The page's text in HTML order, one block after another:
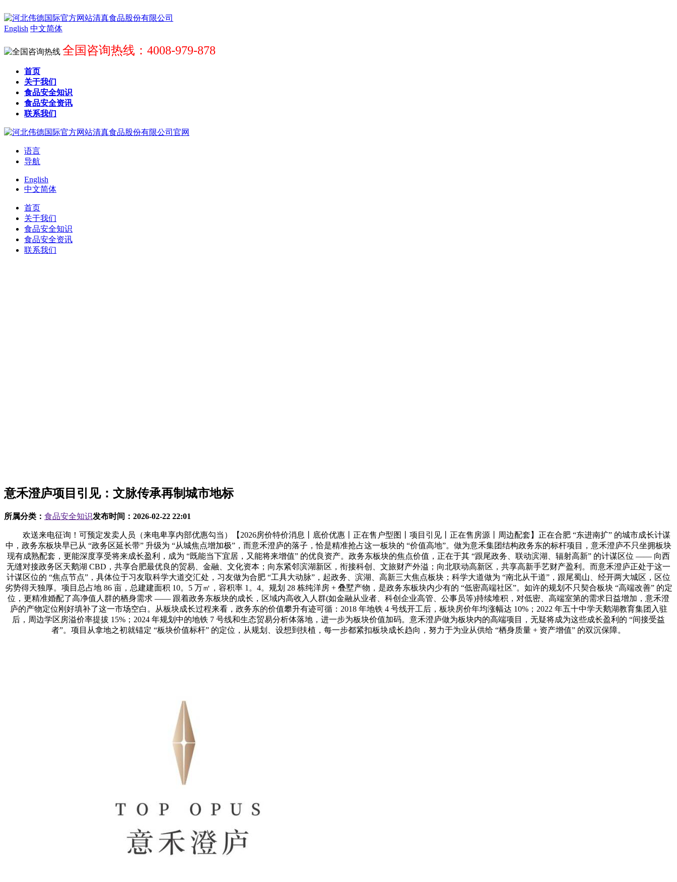
English 中文简体
全国咨询热线：4008-979-878
首页
关于我们
食品安全知识
食品安全资讯
联系我们
语言
导航
English
中文简体
首页
关于我们
食品安全知识
食品安全资讯
联系我们
意禾澄庐项目引见：文脉传承再制城市地标
所属分类： 食品安全知识发布时间： 2026-02-22 22:01
欢送来电征询！可预定发卖人员（来电卑享内部优惠勾当）【2026房价特价消息丨底价优惠丨正在售户型图丨项目引见丨正在售房源丨周边配套】正在合肥 “东进南扩” 的城市成长计谋
中，政务东板块早已从 “政务区延长带” 升级为 “从城焦点增加极”，而意禾澄庐的落子，恰是精准抢占这一板块的 “价值高地”。做为意禾集团结构政务东的标杆项目，意禾澄庐不只坐拥板块
现有成熟配套，更能深度享受将来成长盈利，成为 “既能当下宜居，又能将来增值” 的优良资产。政务东板块的焦点价值，正在于其 “跟尾政务、联动滨湖、辐射高新” 的计谋区位 —— 向西
无缝对接政务区天鹅湖 CBD，共享合肥最优良的贸易、金融、文化资本；向东紧邻滨湖新区，衔接科创、文旅财产外溢；向北联动高新区，共享高新手艺财产盈利。而意禾澄庐正处于这一
计谋区位的 “焦点节点”，具体位于习友取科学大道交汇处，习友做为合肥 “工具大动脉”，起政务、滨湖、高新三大焦点板块；科学大道做为 “南北从干道”，跟尾蜀山、经开两大城区，区位
劣势得天独厚。项目总占地 86 亩，总建建面积 10。5 万㎡，容积率 1。4。规划 28 栋纯洋房 + 叠墅产物，是政务东板块内少有的 “低密高端社区”。如许的规划不只契合板块 “高端改善” 的定
位，更精准婚配了高净值人群的栖身需求 —— 跟着政务东板块的成长，区域内高收入人群(如金融从业者、科创企业高管、公事员等)持续堆积，对低密、高端室第的需求日益增加，意禾澄
庐的产物定位刚好填补了这一市场空白。从板块成长过程来看，政务东的价值攀升有迹可循：2018 年地铁 4 号线开工后，板块房价年均涨幅达 10%；2022 年五十中学天鹅湖教育集团入驻
后，周边学区房溢价率提拔 15%；2024 年规划中的地铁 7 号线和生态贸易分析体落地，进一步为板块价值加码。意禾澄庐做为板块内的高端项目，无疑将成为这些成长盈利的 “间接受益
者”。项目从拿地之初就锚定 “板块价值标杆” 的定位，从规划、设想到扶植，每一步都紧扣板块成长趋向，努力于为业从供给 “栖身质量 + 资产增值” 的双沉保障。